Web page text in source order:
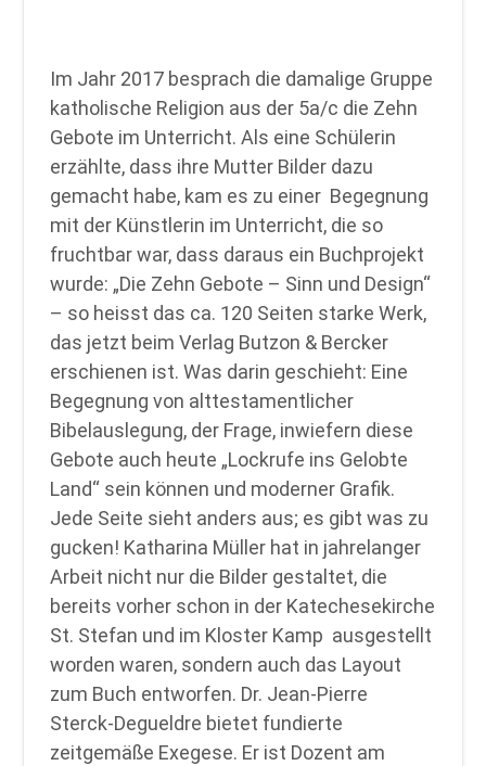
Im Jahr 2017 besprach die damalige Gruppe
katholische Religion aus der 5a/c die Zehn
Gebote im Unterricht. Als eine Schülerin
erzählte, dass ihre Mutter Bilder dazu
gemacht habe, kam es zu einer Begegnung
mit der Künstlerin im Unterricht, die so
fruchtbar war, dass daraus ein Buchprojekt
wurde: „Die Zehn Gebote – Sinn und Design“
– so heisst das ca. 120 Seiten starke Werk,
das jetzt beim Verlag Butzon & Bercker
erschienen ist. Was darin geschieht: Eine
Begegnung von alttestamentlicher
Bibelauslegung, der Frage, inwiefern diese
Gebote auch heute „Lockrufe ins Gelobte
Land“ sein können und moderner Grafik.
Jede Seite sieht anders aus; es gibt was zu
gucken! Katharina Müller hat in jahrelanger
Arbeit nicht nur die Bilder gestaltet, die
bereits vorher schon in der Katechesekirche
St. Stefan und im Kloster Kamp ausgestellt
worden waren, sondern auch das Layout
zum Buch entworfen. Dr. Jean-Pierre
Sterck-Degueldre bietet fundierte
zeitgemäße Exegese. Er ist Dozent am